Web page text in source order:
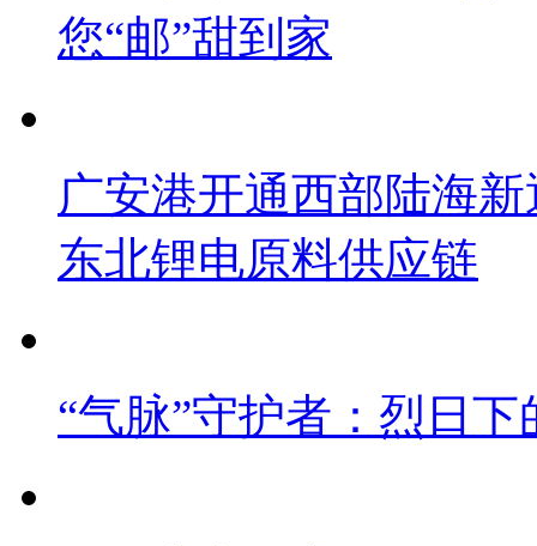
您“邮”甜到家
广安港开通西部陆海
东北锂电原料供应链
“气脉”守护者：烈日下